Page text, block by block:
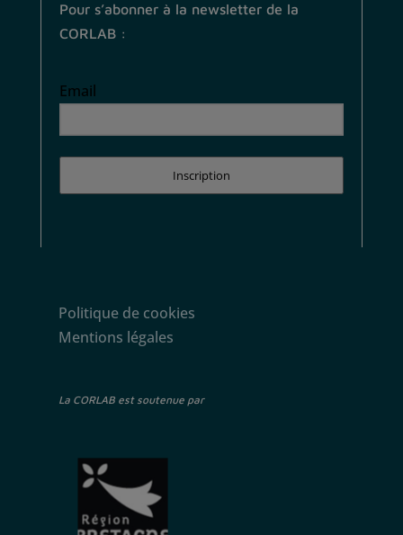
Pour s’abonner à la newsletter de la
CORLAB :
Email
Inscription
Politique de cookies
Mentions légales
La CORLAB est soutenue par